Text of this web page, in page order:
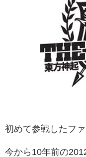
初めて参戦したフ
今から10年前の